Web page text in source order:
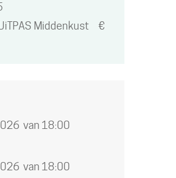
Middenkust
€
van 18:00
van 18:00